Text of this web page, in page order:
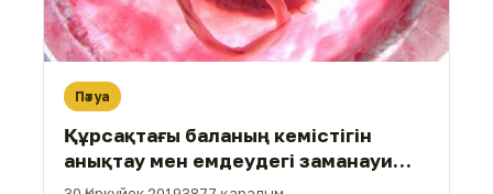
Пәтуа
Құрсақтағы баланың кемістігін
анықтау мен емдеудегі заманауи
әдістерді қолданудың үкімі